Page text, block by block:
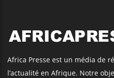
Africa Presse est un média de
l’actualité en Afrique. Notre